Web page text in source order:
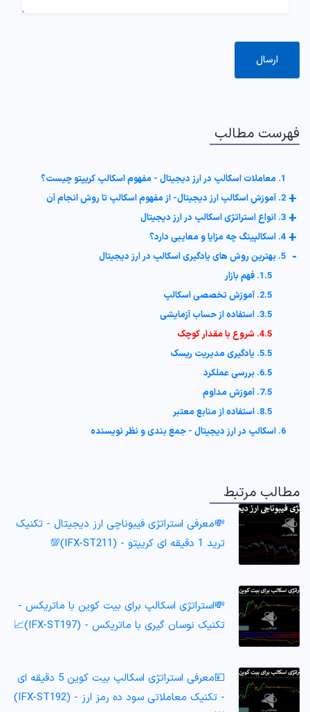
فهرست مطالب
1. معاملات اسکالپ در ارز دیجیتال - مفهوم اسکالپ کریپتو چیست؟
2. آموزش اسکالپ ارز دیجیتال- از مفهوم اسکالپ تا روش انجام آن +
3. انواع استراتژی اسکالپ در ارز دیجیتال +
4. اسکالپینگ چه مزایا و معایبی دارد؟ +
5. بهترین روش های یادگیری اسکالپ در ارز دیجیتال -
1.5. فهم بازار
2.5. آموزش تخصصی اسکالپ
3.5. استفاده از حساب آزمایشی
4.5. شروع با مقدار کوچک
5.5. یادگیری مدیریت ریسک
6.5. بررسی عملکرد
7.5. آموزش مداوم
8.5. استفاده از منابع معتبر
6. اسکالپ در ارز دیجیتال - جمع بندی و نظر نویسنده
مطالب مرتبط
💸معرفی استراتژی فیبوناچی ارز دیجیتال - تکنیک
ترید 1 دقیقه ای کریپتو - (IFX-ST211)💯
💸استراتژی اسکالپ برای بیت کوین با ماتریکس -
تکنیک نوسان گیری با ماتریکس - (IFX-ST197)📈
💴معرفی استراتژی اسکالپ بیت کوین 5 دقیقه ای
- تکنیک معاملاتی سود ده رمز ارز - (IFX-ST192)